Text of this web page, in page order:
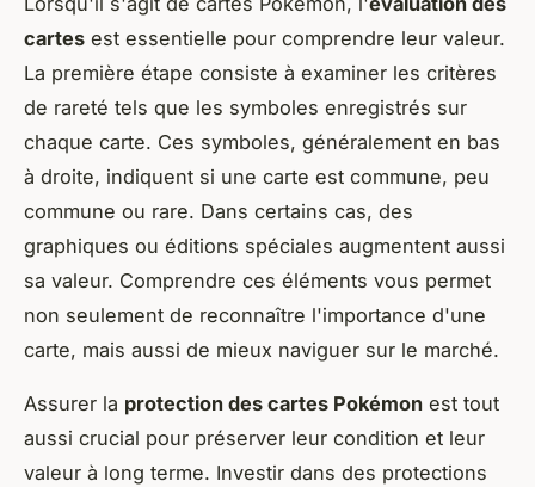
cartes est essentielle pour comprendre leur valeur.
La première étape consiste à examiner les critères
de rareté tels que les symboles enregistrés sur
chaque carte. Ces symboles, généralement en bas
à droite, indiquent si une carte est commune, peu
commune ou rare. Dans certains cas, des
graphiques ou éditions spéciales augmentent aussi
sa valeur. Comprendre ces éléments vous permet
non seulement de reconnaître l'importance d'une
carte, mais aussi de mieux naviguer sur le marché.
Assurer la protection des cartes Pokémon est tout
aussi crucial pour préserver leur condition et leur
valeur à long terme. Investir dans des protections